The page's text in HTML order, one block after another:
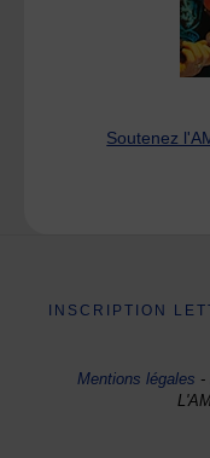
Soutenez
INSCRIPTION
Mentions légales -